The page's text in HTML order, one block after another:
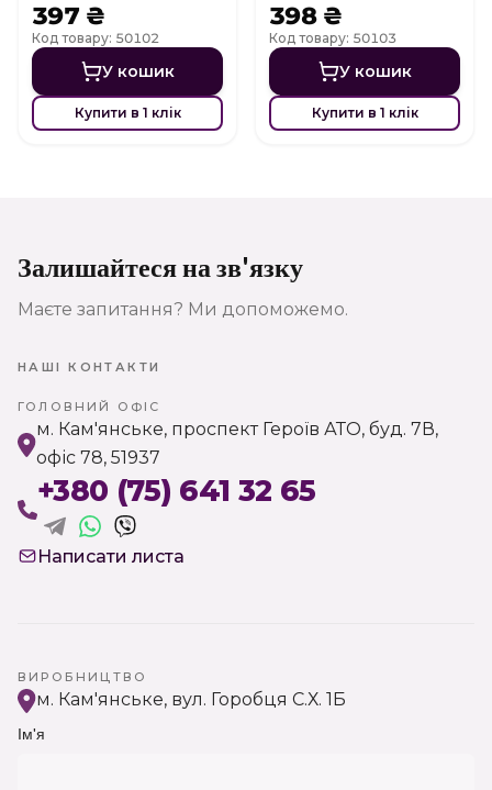
397 ₴
Код товару: 50102
У кошик
Купити в 1 клік
398 ₴
Код товару: 50103
У кошик
Купити в 1 клік
Залишайтеся на зв'язку
Маєте запитання? Ми допоможемо.
НАШІ КОНТАКТИ
ГОЛОВНИЙ ОФІС
м. Кам'янське, проспект Героїв АТО, буд. 7В,
офіс 78, 51937
+380 (75) 641 32 65
Написати листа
ВИРОБНИЦТВО
м. Кам'янське, вул. Горобця С.Х. 1Б
Ім'я